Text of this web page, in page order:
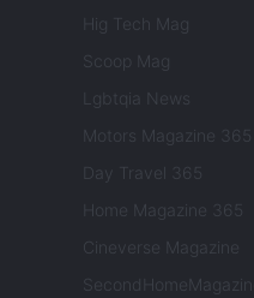
Hig Tech Mag
Scoop Mag
Lgbtqia News
Motors Magazine 365
Day Travel 365
Home Magazine 365
Cineverse Magazine
SecondHomeMagazine